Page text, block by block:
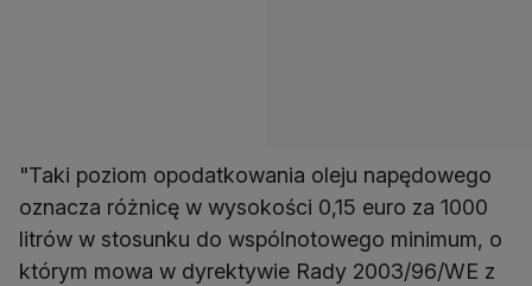
"Taki poziom opodatkowania oleju napędowego
oznacza różnicę w wysokości 0,15 euro za 1000
litrów w stosunku do wspólnotowego minimum, o
którym mowa w dyrektywie Rady 2003/96/WE z